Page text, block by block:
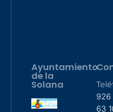
Ayuntamiento
de la
Solana
926
63